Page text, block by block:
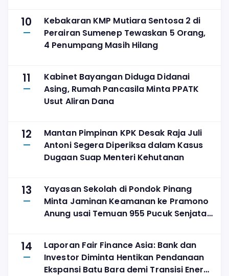
10
Kebakaran KMP Mutiara Sentosa 2 di
Perairan Sumenep Tewaskan 5 Orang,
4 Penumpang Masih Hilang
11
Kabinet Bayangan Diduga Didanai
Asing, Rumah Pancasila Minta PPATK
Usut Aliran Dana
12
Mantan Pimpinan KPK Desak Raja Juli
Antoni Segera Diperiksa dalam Kasus
Dugaan Suap Menteri Kehutanan
13
Yayasan Sekolah di Pondok Pinang
Minta Jaminan Keamanan ke Pramono
Anung usai Temuan 955 Pucuk Senjata
14
Laporan Fair Finance Asia: Bank dan
Investor Diminta Hentikan Pendanaan
Ekspansi Batu Bara demi Transisi Energi